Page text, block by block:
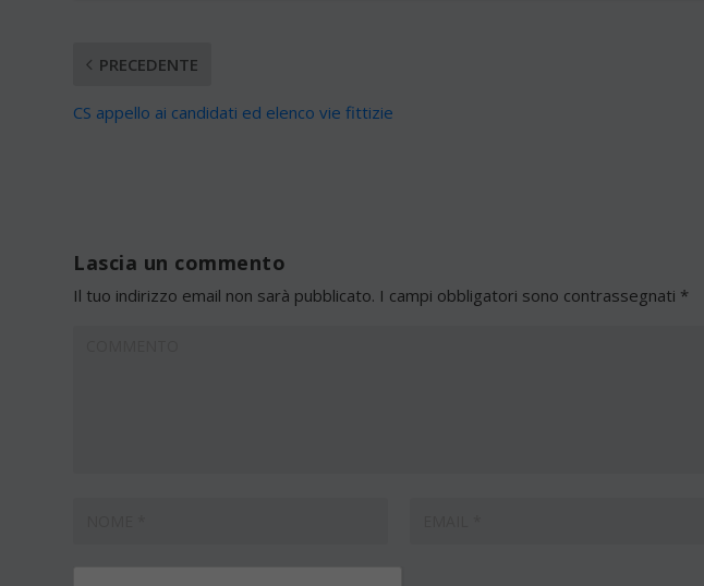
PRECEDENTE
CS appello ai candidati ed elenco vie fittizie
Lascia un commento
Il tuo indirizzo email non sarà pubblicato. I campi obbligatori sono contrassegnati *